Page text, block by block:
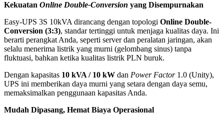
Kekuatan Online Double-Conversion yang Disempurnakan
Easy-UPS 3S 10kVA dirancang dengan topologi Online Double-
Conversion (3:3), standar tertinggi untuk menjaga kualitas daya. Ini
berarti perangkat Anda, seperti server dan peralatan jaringan, akan
selalu menerima listrik yang murni (gelombang sinus) tanpa
fluktuasi, bahkan ketika kualitas listrik PLN buruk.
Dengan kapasitas 10 kVA / 10 kW dan Power Factor1.0 (Unity),
UPS ini memberikan daya murni yang setara dengan daya semu,
memaksimalkan penggunaan kapasitas Anda.
Mudah Dipasang, Hemat Biaya Operasional